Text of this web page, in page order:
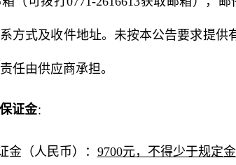
方式及收件地址。未按本公告要求提
任由供应商承担。
证金：
金（人民币）： 9700元，不得少于规定